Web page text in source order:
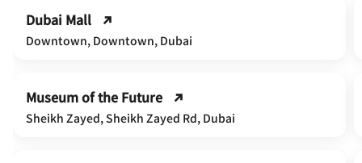
Dubai Mall
Downtown, Downtown, Dubai
Museum of the Future
Sheikh Zayed, Sheikh Zayed Rd, Dubai